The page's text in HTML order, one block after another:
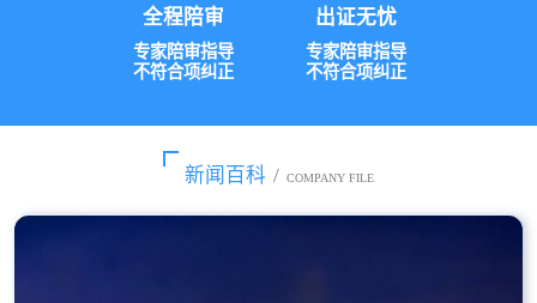
全程陪审
专家陪审指导
不符合项纠正
出证无忧
专家陪审指导
不符合项纠正
新闻百科 / COMPANY FILE